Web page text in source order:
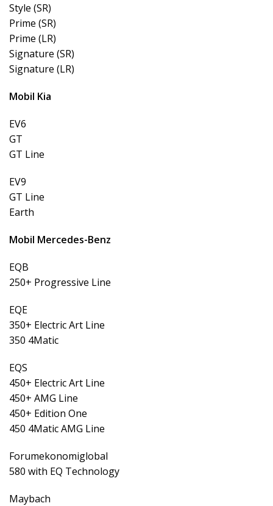
Style (SR)
Prime (SR)
Prime (LR)
Signature (SR)
Signature (LR)
Mobil Kia
EV6
GT
GT Line
EV9
GT Line
Earth
Mobil Mercedes-Benz
EQB
250+ Progressive Line
EQE
350+ Electric Art Line
350 4Matic
EQS
450+ Electric Art Line
450+ AMG Line
450+ Edition One
450 4Matic AMG Line
Forumekonomiglobal
580 with EQ Technology
Maybach